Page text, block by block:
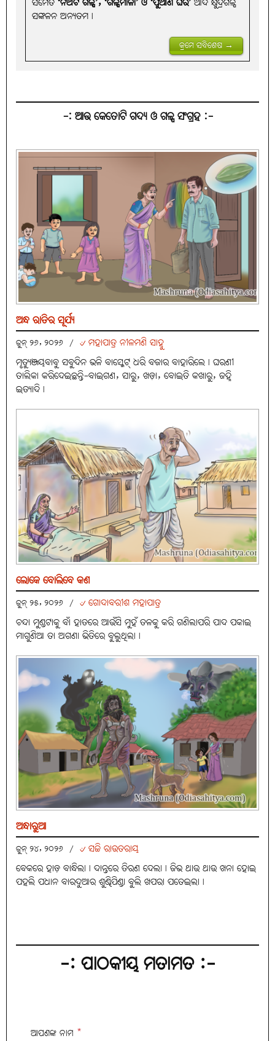
ସଙ୍କଳନ ଅନ୍ୟତମ।
କ୍ରମେ ସବିଶେଷ →
-: ଆଉ କେତୋଟି ଗଦ୍ୟ ଓ ଗଳ୍ପ ସଂଗ୍ରହ :-
ଅନ୍ଧ ରାତିର ସୂର୍ଯ୍ୟ
ଜୁନ୍ ୨୬, ୨୦୨୬ / ୰ ମହାପାତ୍ର ନୀଳମଣି ସାହୁ
ମୃତ୍ୟୁଞ୍ଜୟବାବୁ ସବୁଦିନ ଭଳି ବାସ୍କେଟ୍ ଧରି ବଜାର ବାହାରିଲେ। ଘରଣୀ
ତାଲିକା କରିଦେଇଛନ୍ତି-ବାଇଗଣ, ସାରୁ, ଖଡ଼ା, ବୋଇତି କଖାରୁ, ଜହ୍ନି
ଇତ୍ୟାଦି।
ଲୋକେ ବୋଲିବେ କଣ
ଜୁନ୍ ୨୫, ୨୦୨୬ / ୰ ଗୋଦାବରୀଶ ମହାପାତ୍ର
ଚନ୍ଦା ମୁଣ୍ଡଟାକୁ ବାଁ ହାତରେ ଆଉଁସି ମୁହଁ ତଳକୁ କରି ଗଣିଲାପରି ପାଦ ପକାଇ
ମାଗୁଣିଆ ତା ଅଗଣା ଭିତିରେ ବୁଲୁଥିଲା।
ଅନ୍ଧାରୁଆ
ଜୁନ୍ ୨୪, ୨୦୨୬ / ୰ ସଚ୍ଚି ରାଉତରାୟ
ବେକରେ ହାଡ଼ ବାନ୍ଧିଲା। ଦାନ୍ତରେ ତିରଣ ଦେଲା। ଜିଭ ଥାଉ ଥାଉ ଖନା ହୋଇ
ପହଲି ପଧାନ ବାରଦୁଆର ଶୁଣ୍ଢିପିଣ୍ଡା ବୁଲି ଖପରା ପତେଇଲା।
-: ପାଠକୀୟ ମତାମତ :-
ଆପଣଙ୍କ ନାମ *